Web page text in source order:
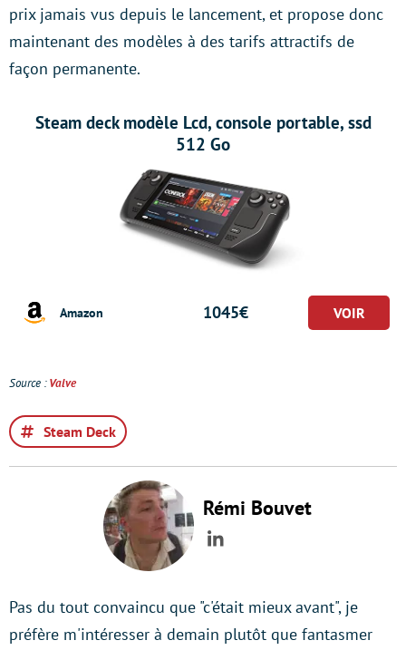
prix jamais vus depuis le lancement, et propose donc
maintenant des modèles à des tarifs attractifs de
façon permanente.
Steam deck modèle Lcd, console portable, ssd
512 Go
Amazon 1045€
Source :Valve
Steam Deck
Rémi Bouvet
LinkedIn
Pas du tout convaincu que "c'était mieux avant", je
préfère m'intéresser à demain plutôt que fantasmer